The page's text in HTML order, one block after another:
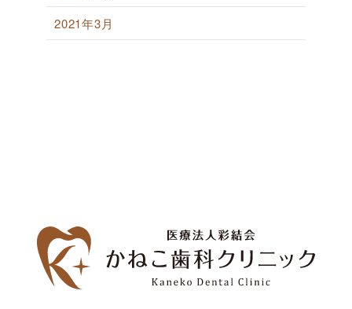
2021年3月